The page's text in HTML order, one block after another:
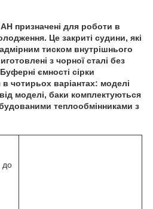
АН призначені для роботи в
Це закриті судини, які
тиском внутрішнього
з чорної сталі без
ємності сірки
чотирьох варіантах: моделі
моделі, баки комплектуються
теплообмінниками з
до